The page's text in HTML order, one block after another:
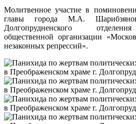
Молитвенное участие в
главы города М.А.
Долгопрудненского
общественной организации
незаконных репрессий».